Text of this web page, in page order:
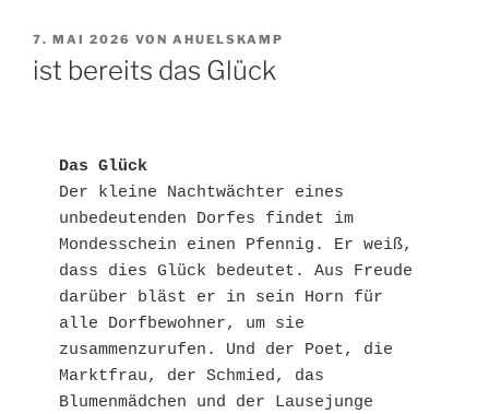
VERÖFFENTLICHT
AM
7. MAI 2026 VON AHUELSKAMP
ist bereits das Glück
Das Glück
Der kleine Nachtwächter eines
unbedeutenden Dorfes findet im
Mondesschein einen Pfennig. Er weiß,
dass dies Glück bedeutet. Aus Freude
darüber bläst er in sein Horn für
alle Dorfbewohner, um sie
zusammenzurufen. Und der Poet, die
Marktfrau, der Schmied, das
Blumenmädchen und der Lausejunge